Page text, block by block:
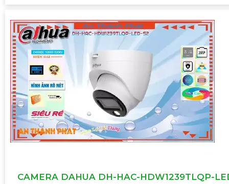
CAMERA DAHUA DH-HAC-HDW1239TLQP-